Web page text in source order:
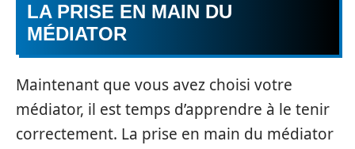
LA PRISE EN MAIN DU
MÉDIATOR
Maintenant que vous avez choisi votre
médiator, il est temps d’apprendre à le tenir
correctement. La prise en main du médiator